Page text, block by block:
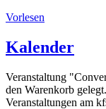
Vorlesen
Kalender
Veranstaltung
den Warenkorb gelegt.
Veranstaltungen am